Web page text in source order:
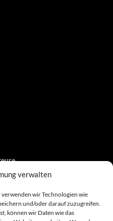
verwalten
wir Technologien wie
und/oder darauf zuzugreifen.
können wir Daten wie das
Proxy…